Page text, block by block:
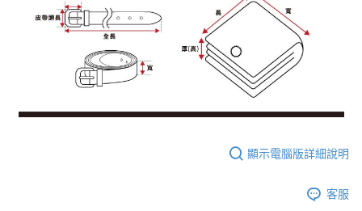
顯示電腦版詳細說明
客服